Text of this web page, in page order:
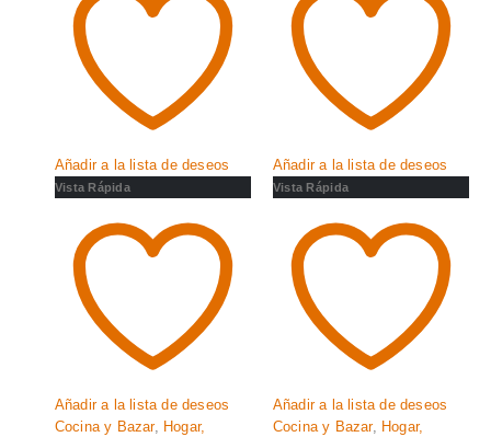
Añadir a la lista de deseos
Vista Rápida
Añadir a la lista de deseos
Cocina y Bazar, Hogar,
Añadir a la lista de deseos
Vista Rápida
Añadir a la lista de deseos
Cocina y Bazar, Hogar,